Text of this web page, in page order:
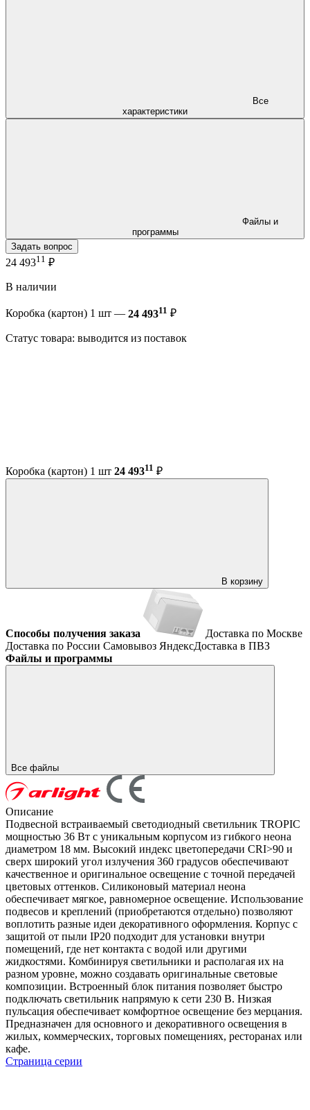
характеристики
программы
Задать вопрос
24 49311 ₽
В наличии
Коробка (картон) 1 шт — 24 49311 ₽
Статус товара: выводится из поставок
Коробка (картон) 1 шт 24 49311 ₽
В корзину
Способы получения заказа
Доставка по Москве
Доставка по России Самовывоз ЯндексДоставка в ПВЗ
Файлы и программы
Все файлы
Описание
Подвесной встраиваемый светодиодный светильник TROPIC
мощностью 36 Вт с уникальным корпусом из гибкого неона
диаметром 18 мм. Высокий индекс цветопередачи CRI>90 и
сверх широкий угол излучения 360 градусов обеспечивают
качественное и оригинальное освещение с точной передачей
цветовых оттенков. Силиконовый материал неона
обеспечивает мягкое, равномерное освещение. Использование
подвесов и креплений (приобретаются отдельно) позволяют
воплотить разные идеи декоративного оформления. Корпус с
защитой от пыли IP20 подходит для установки внутри
помещений, где нет контакта с водой или другими
жидкостями. Комбинируя светильники и располагая их на
разном уровне, можно создавать оригинальные световые
композиции. Встроенный блок питания позволяет быстро
подключать светильник напрямую к сети 230 В. Низкая
пульсация обеспечивает комфортное освещение без мерцания.
Предназначен для основного и декоративного освещения в
жилых, коммерческих, торговых помещениях, ресторанах или
кафе.
Страница серии